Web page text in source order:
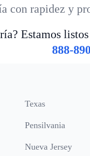
con rapidez y
Estamos
888-
Texas
Pensilvania
Nueva Jersey